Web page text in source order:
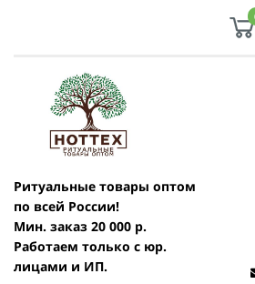
Ритуальные товары оптом
по всей России!
Мин. заказ 20 000 р.
Работаем только с юр.
лицами и ИП.